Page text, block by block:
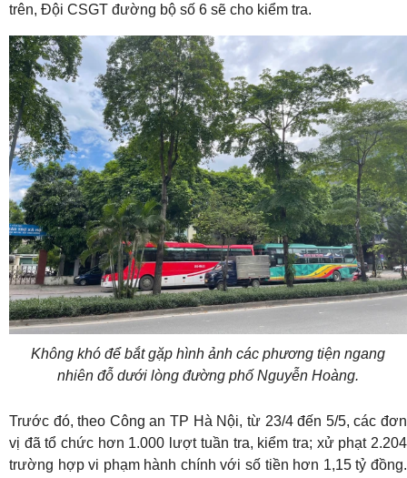
trên, Đội CSGT đường bộ số 6 sẽ cho kiểm tra.
Không khó để bắt gặp hình ảnh các phương tiện ngang
nhiên đỗ dưới lòng đường phố Nguyễn Hoàng.
Trước đó, theo Công an TP Hà Nội, từ 23/4 đến 5/5, các đơn
vị đã tổ chức hơn 1.000 lượt tuần tra, kiểm tra; xử phạt 2.204
trường hợp vi phạm hành chính với số tiền hơn 1,15 tỷ đồng.